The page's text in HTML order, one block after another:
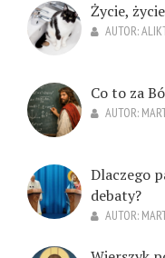
Życie,
AUTOR:
Co to za
AUTOR:
Dlaczego
debaty?
AUTOR: